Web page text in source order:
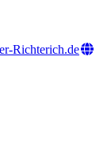
Richterich.de